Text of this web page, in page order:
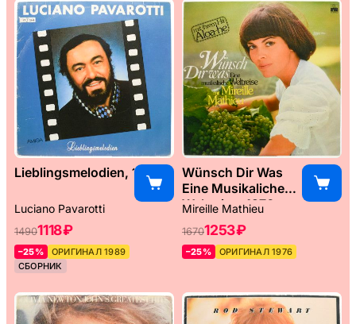
Lieblingsmelodien, 1989
Luciano Pavarotti
14901118 ₽
–25%
ОРИГИНАЛ 1989
СБОРНИК
Wünsch Dir Was
Eine Musikaliche
Weltreise, 1976
Mireille Mathieu
16701253 ₽
–25% ОРИГИНАЛ 1976